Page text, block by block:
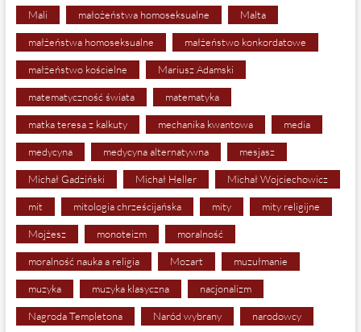
Mali małożeństwa homoseksualne Malta
małżeństwa homoseksualne małżeństwo konkordatowe
małżeństwo kościelne Mariusz Adamski
matematyczność świata matematyka
matka teresa z kalkuty mechanika kwantowa media
medycyna medycyna alternatywna mesjasz
Michał Gadziński Michał Heller Michał Wojciechowicz
mit mitologia chrześcijańska mity mity religijne
Mojżesz monoteizm moralność
moralność nauka a religia Mozart muzułmanie
muzyka muzyka klasyczna nacjonalizm
Nagroda Templetona Naród wybrany narodowcy